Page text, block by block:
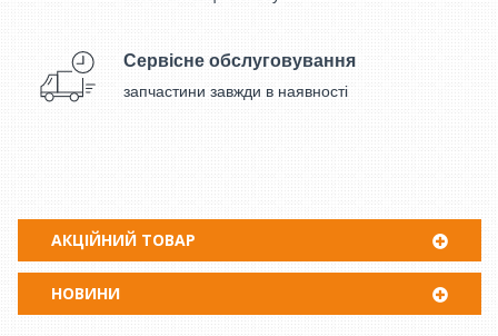
Сервісне обслуговування
запчастини завжди в наявності
АКЦІЙНИЙ ТОВАР
НОВИНИ